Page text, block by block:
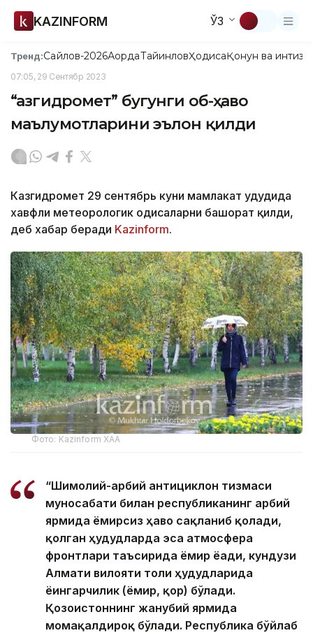
KAZINFORM ЎЗ
Тренд:Сайлов-2026АқордаТайинловҲодисаҚонун ва
07:05, 29 Сентябр 2023
“Қазгидромет” бугунги об-ҳаво
маълумотларини эълон қилди
Казгидромет 29 сентябрь куни мамлакат ҳудудида
хавфли метеорологик ҳодисаларни башорат қилди,
деб хабар беради Kazinform.
Фото: Kazinform ХАА
“Шимолий-ғарбий антициклон тизмаси
муносабати билан республиканинг ғарбий
ярмида ёмғирсиз ҳаво сақланиб қолади,
қолган ҳудудларда эса атмосфера
фронтлари таъсирида ёмғир ёғади, кундузи
Алмати вилояти тоғли ҳудудларида
ёғингарчилик (ёмғир, қор) бўлади.
Қозоғистоннинг жанубий ярмида
момақалдироқ бўлади. Республика бўйлаб